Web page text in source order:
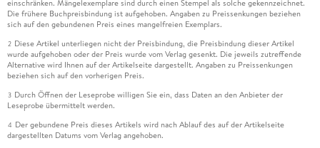
einschränken. Mängelexemplare sind durch einen Stempel als solche gekennzeichnet.
Die frühere Buchpreisbindung ist aufgehoben. Angaben zu Preissenkungen beziehen
sich auf den gebundenen Preis eines mangelfreien Exemplars.
2 Diese Artikel unterliegen nicht der Preisbindung, die Preisbindung dieser Artikel
wurde aufgehoben oder der Preis wurde vom Verlag gesenkt. Die jeweils zutreffende
Alternative wird Ihnen auf der Artikelseite dargestellt. Angaben zu Preissenkungen
beziehen sich auf den vorherigen Preis.
3 Durch Öffnen der Leseprobe willigen Sie ein, dass Daten an den Anbieter der
Leseprobe übermittelt werden.
4 Der gebundene Preis dieses Artikels wird nach Ablauf des auf der Artikelseite
dargestellten Datums vom Verlag angehoben.